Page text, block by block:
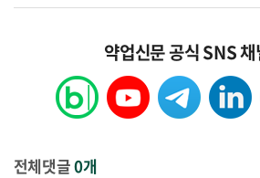
약업신문 공식 SNS
전체댓글0개